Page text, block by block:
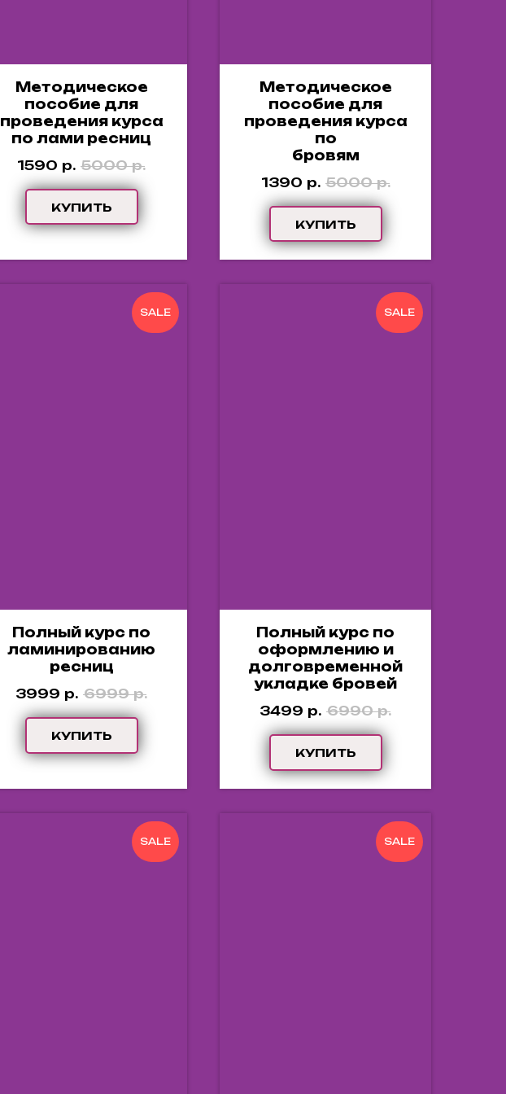
Методическое
пособие для
проведения курса
по лами ресниц
1590 р. 5000 р.
КУПИТЬ
Методическое
пособие для
проведения курса
по
бровям
1390 р. 5000 р.
КУПИТЬ
SALE
Полный курс по
ламинированию
ресниц
3999 р. 6999 р.
КУПИТЬ
SALE
Полный курс по
оформлению и
долговременной
укладке бровей
3499 р. 6990 р.
КУПИТЬ
SALE SALE